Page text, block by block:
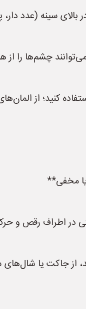
چشم‌ها را از
کنید؛ از
در اطراف رقص و
از جاکت یا